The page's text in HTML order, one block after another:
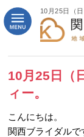
10月25日（
10月25日（
ィー。
こんにちは。
関西ブライダルで